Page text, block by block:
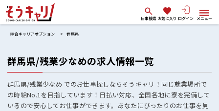
仕事検索 お気に入り ログイン メニュー
綜合キャリアオプション 群馬県
群馬県/残業少なめの求人情報一覧
群馬県/残業少なめ でのお仕事探しならそうキャリ！同じ就業場所で
の時給No.1を目指しています！日払い対応、全国各地に寮を完備して
いるので安心してお仕事ができます。あなたにぴったりのお仕事を見